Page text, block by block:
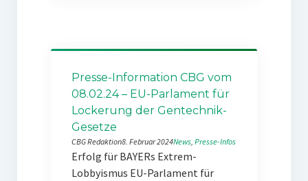
Presse-Information CBG vom
08.02.24 – EU-Parlament für
Lockerung der Gentechnik-
Gesetze
CBG Redaktion8. Februar 2024News, Presse-Infos
Erfolg für BAYERs Extrem-
Lobbyismus EU-Parlament für